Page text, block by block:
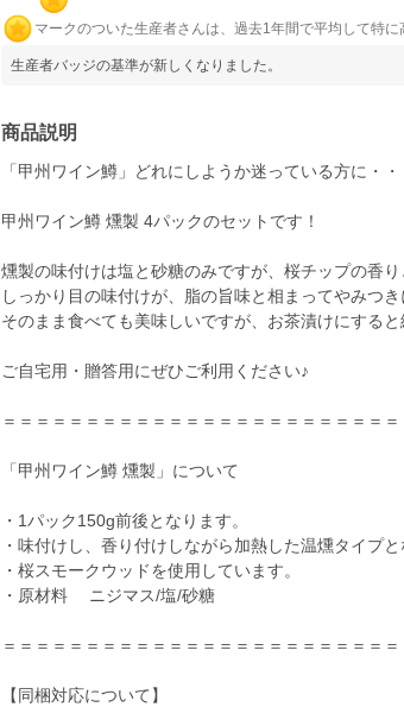
マークのついた生産者さんは、過去1年間で平均して特に
生産者バッジの基準が新しくなりました。
商品説明
「甲州ワイン鱒」どれにしようか迷っている方に・・
甲州ワイン鱒 燻製 4パックのセットです！
燻製の味付けは塩と砂糖のみですが、桜チップの香り
しっかり目の味付けが、脂の旨味と相まってやみつき
そのまま食べても美味しいですが、お茶漬けにすると
ご自宅用・贈答用にぜひご利用ください♪
＝＝＝＝＝＝＝＝＝＝＝＝＝＝＝＝＝＝＝＝＝＝＝＝
「甲州ワイン鱒 燻製」について
・1パック150g前後となります。
・味付けし、香り付けしながら加熱した温燻タイプと
・桜スモークウッドを使用しています。
・原材料 ニジマス/塩/砂糖
＝＝＝＝＝＝＝＝＝＝＝＝＝＝＝＝＝＝＝＝＝＝＝＝
【同梱対応について】